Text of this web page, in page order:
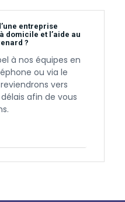
entreprise
domicile et l’aide au
?
à nos équipes en
ou via le
vers
afin de vous